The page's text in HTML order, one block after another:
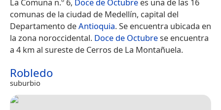
comunas de la ciudad de Medellín, capital del
Departamento deAntioquia. Se encuentra ubicada en
la zona noroccidental. Doce de Octubrese encuentra
a 4 km al sureste de Cerros de La Montañuela.
Robledo
suburbio